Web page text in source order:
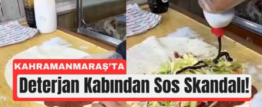
İLÇE HABERLERİ
KÜLTÜR-SANAT
KSÜ
DÜNYA